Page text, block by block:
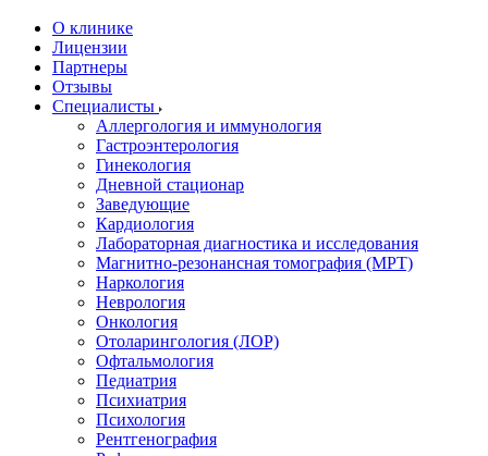
О клинике
Лицензии
Партнеры
Отзывы
Специалисты
Аллергология и иммунология
Гастроэнтерология
Гинекология
Дневной стационар
Заведующие
Кардиология
Лабораторная диагностика и исследования
Магнитно-резонансная томография (МРТ)
Наркология
Неврология
Онкология
Отоларингология (ЛОР)
Офтальмология
Педиатрия
Психиатрия
Психология
Рентгенография